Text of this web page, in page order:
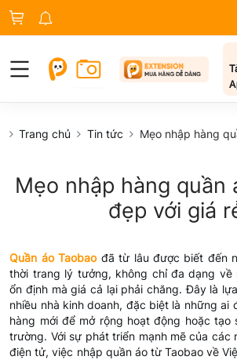
Trang chủ Tin tức Mẹo nhập hàng
Mẹo nhập hàng quần
đẹp với giá
Quần áo Taobao đã từ lâu được biết đến
thời trang lý tưởng, không chỉ đa dạng về
ổn định mà giá cả lại phải chăng. Đây là
nhiều nhà kinh doanh, đặc biệt là những ai
hàng mới để mở rộng hoạt động hoặc
trường. Với sự phát triển mạnh mẽ của các
điện tử, việc nhập quần áo từ Taobao về